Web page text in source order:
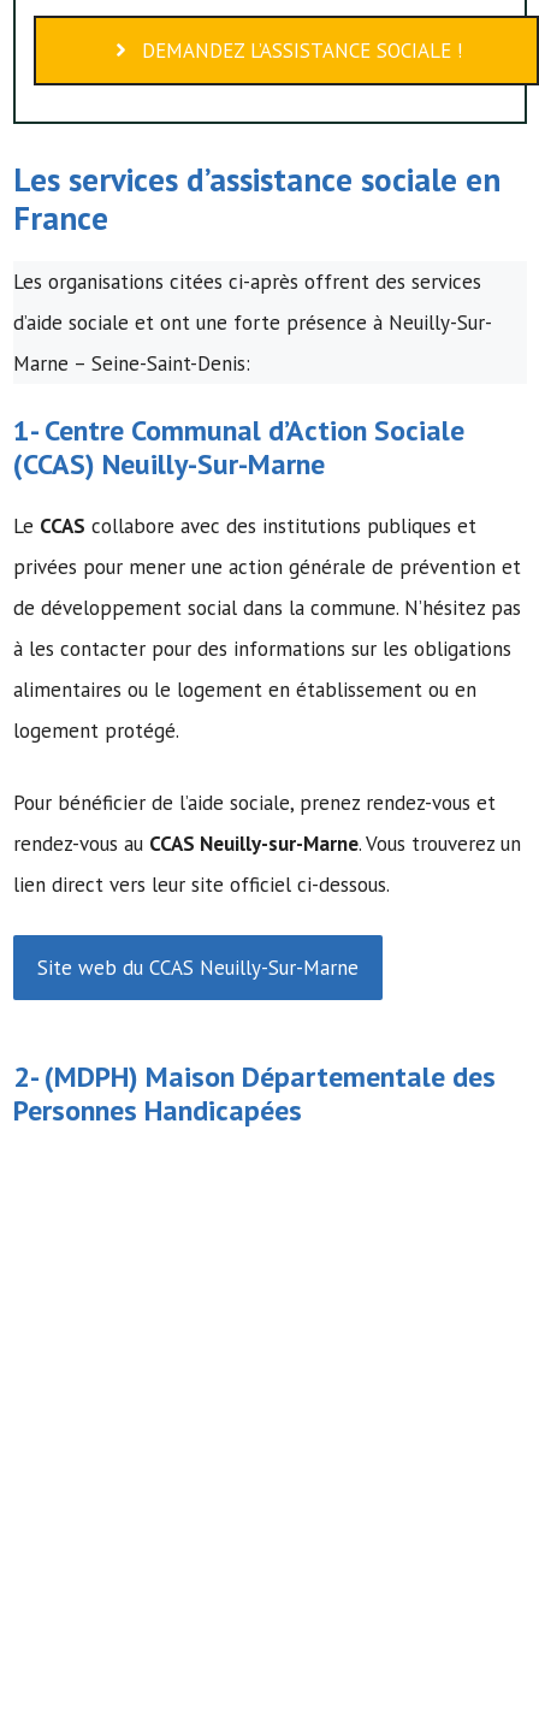
DEMANDEZ L’ASSISTANCE SOCIALE !
Les services d’assistance sociale en
France
Les organisations citées ci-après offrent des services
d’aide sociale et ont une forte présence à Neuilly-Sur-
Marne – Seine-Saint-Denis:
1-Centre Communal d’Action Sociale
(CCAS) Neuilly-Sur-Marne
Le CCAS collabore avec des institutions publiques et
privées pour mener une action générale de prévention et
de développement social dans la commune. N’hésitez pas
à les contacter pour des informations sur les obligations
alimentaires ou le logement en établissement ou en
logement protégé.
Pour bénéficier de l’aide sociale, prenez rendez-vous et
rendez-vous au CCAS Neuilly-sur-Marne. Vous trouverez un
lien direct vers leur site officiel ci-dessous.
Site web du CCAS Neuilly-Sur-Marne
2- (MDPH) Maison Départementale des
Personnes Handicapées